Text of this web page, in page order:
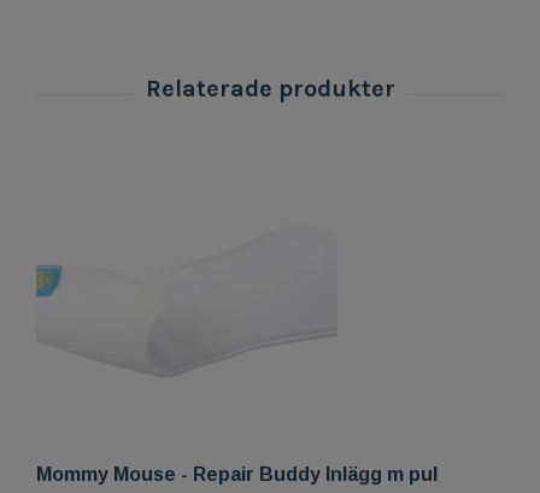
Mommy Mouse - Repair Buddy Inlägg m pul